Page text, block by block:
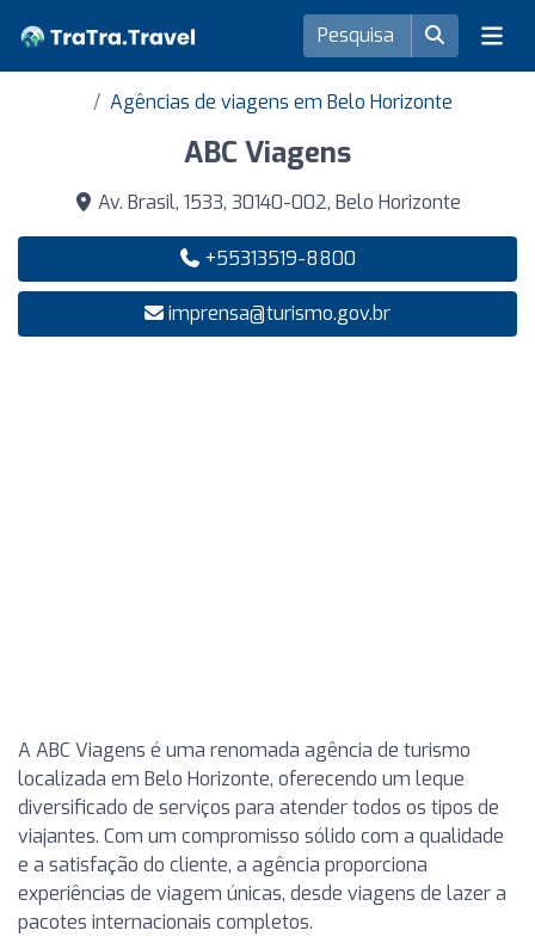
Agências de viagens em Belo Horizonte
ABC Viagens
Av. Brasil, 1533, 30140-002, Belo Horizonte
+55313519-8800
imprensa@turismo.gov.br
A ABC Viagens é uma renomada agência de turismo
localizada em Belo Horizonte, oferecendo um leque
diversificado de serviços para atender todos os tipos de
viajantes. Com um compromisso sólido com a qualidade
e a satisfação do cliente, a agência proporciona
experiências de viagem únicas, desde viagens de lazer a
pacotes internacionais completos.